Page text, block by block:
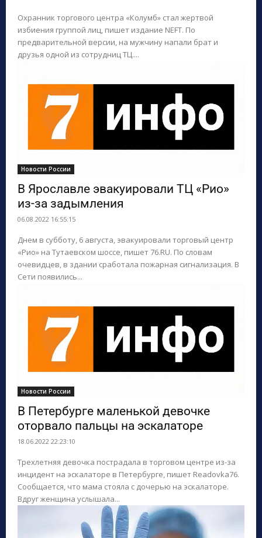
Охранник торгового центра «Колумб» стал жертвой
избиения группой лиц, пишет издание NEFT. По
предварительной версии, на мужчину напали брат и
друзья одной из сотрудниц ТЦ....
Новости России
В Ярославле эвакуировали ТЦ «Рио»
из-за задымления
06.08.2022 16:55:15
Днем в субботу, 6 августа, эвакуировали торговый центр
«Рио» на Тутаевском шоссе, пишет 76.RU. По словам
очевидцев, в здании сработала пожарная сигнализация. В
Сети появились...
Новости России
В Петербурге маленькой девочке
оторвало пальцы на эскалаторе
18.06.2022 22:23:10
Трехлетняя девочка пострадала в торговом центре из-за
инцидент на эскалаторе в Петербурге, пишет Readovka76.
Сообщается, что мама стояла с дочерью на эскалаторе.
Вдруг женщина услышала...